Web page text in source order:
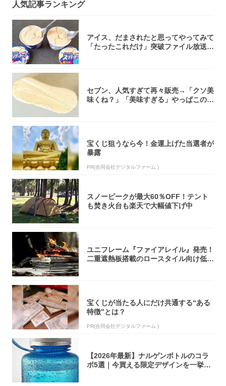
人気記事ランキング
アイス、だまされたと思ってやってみて
「たったこれだけ」突破ファイル放送で
セブン、人気すぎて再々販売→「クソ美
味くね？」「美味すぎる」やっぱこのク
宝くじ狙うなら今！金運上げた当選者が
暴露
PR(合同会社デジタルファーム )
スノーピークが最大60％OFF！テント
も焚き火台も楽天で大幅値下げ中
ユニフレーム『ファイアレイル』発売！
二重遮熱板搭載のロースタイル向け低型
宝くじが当たる人にだけ共通する“ある
特徴”とは？
PR(合同会社デジタルファーム )
【2026年最新】ナルゲンボトルのコラ
ボ5選｜今買える限定デザインを一挙紹